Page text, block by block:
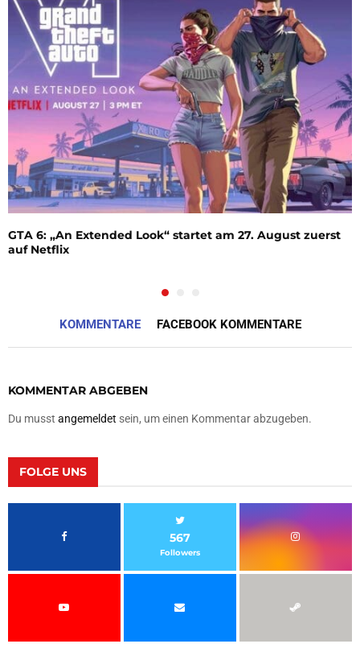
GTA 6: „An Extended Look“ startet am 27. August zuerst
auf Netflix
KOMMENTARE FACEBOOK KOMMENTARE
KOMMENTAR ABGEBEN
Du musst angemeldet sein, um einen Kommentar abzugeben.
FOLGE UNS
567
Followers